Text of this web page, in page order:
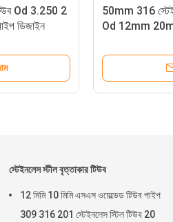
Od 3.250 2
ডিজাইন
50mm 316
Od 12mm
স্টেইনলেস স্টীল বৃত্তাকার টিউব
12 মিমি 10 মিমি এসএস ওয়েল্ডেড টিউব পাইপ
309 316 201 স্টেইনলেস স্টিল টিউব 20